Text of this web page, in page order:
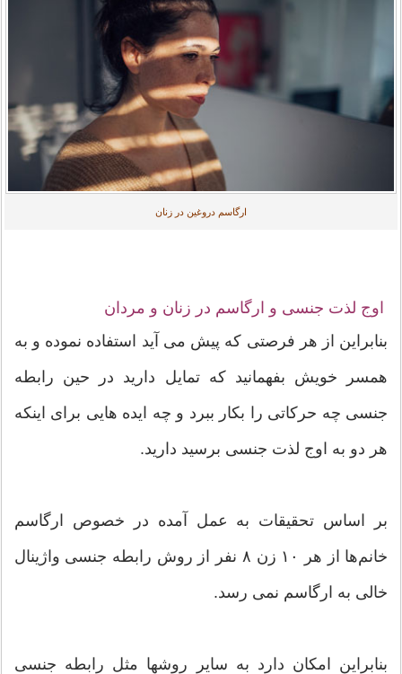
ارگاسم دروغین در زنان
اوج لذت جنسی و ارگاسم در زنان و مردان
بنابراین از هر فرصتی که پیش می آید استفاده نموده و به
همسر خویش بفهمانید که تمایل دارید در حین رابطه
جنسی چه حرکاتی را بکار ببرد و چه ایده هایی برای اینکه
هر دو به اوج لذت جنسی برسید دارید.
بر اساس تحقيقات به عمل آمده در خصوص ارگاسم
خانم‌ها از هر ۱۰ زن ۸ نفر از روش رابطه جنسی واژینال
خالی به ارگاسم نمی رسد.
بنابراین امکان دارد به سایر روشها مثل رابطه جنسی